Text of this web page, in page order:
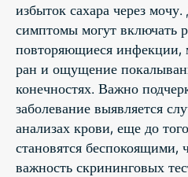
избыток сахара через
симптомы могут включать
повторяющиеся инфекции,
ран и ощущение
конечностях. Важно
заболевание выявляется
анализах крови, еще до
становятся беспокоящими,
важность скрининговых